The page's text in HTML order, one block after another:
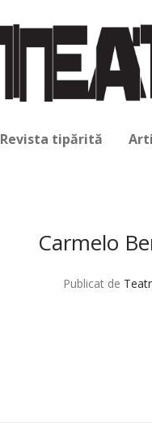
Revista tipărită
Carmelo
Publicat de